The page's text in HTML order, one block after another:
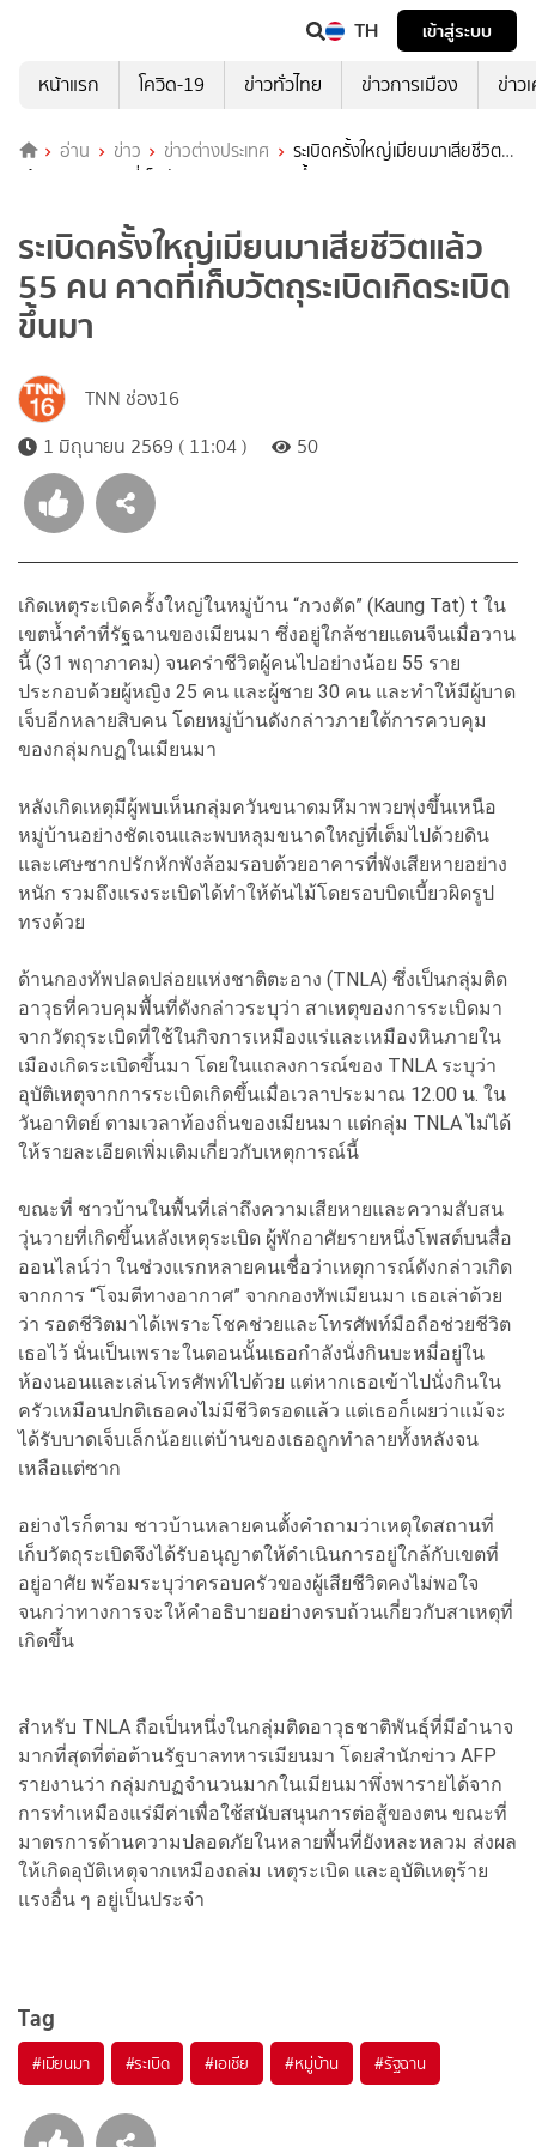
TH
เข้าสู่ระบบ
หน้าแรก
โควิด-19 ข่าวทั่วไทย ข่าวการเมือง ข่าว
อ่าน ข่าว ข่าวต่างประเทศ
ระเบิดครั้งใหญ่เมียนมาเสียชีวิต
แล้ว 55 คน คาดที่เก็บวัตถุระเบิดเกิดระเบิดขึ้นมา
ระเบิดครั้งใหญ่เมียนมาเสียชีวิตแล้ว
55 คน คาดที่เก็บวัตถุระเบิดเกิดระเบิด
ขึ้นมา
TNN ช่อง16
1 มิถุนายน 2569 ( 11:04 )
50
เกิดเหตุระเบิดครั้งใหญ่ในหมู่บ้าน “กวงตัด” (Kaung Tat) t ใน
เขตน้ำคำที่รัฐฉานของเมียนมา ซึ่งอยู่ใกล้ชายแดนจีนเมื่อวาน
นี้ (31 พฤาภาคม) จนคร่าชีวิตผู้คนไปอย่างน้อย 55 ราย
ประกอบด้วยผู้หญิง 25 คน และผู้ชาย 30 คน และทำให้มีผู้บาด
เจ็บอีกหลายสิบคน โดยหมู่บ้านดังกล่าวภายใต้การควบคุม
ของกลุ่มกบฏในเมียนมา
หลังเกิดเหตุมีผู้พบเห็นกลุ่มควันขนาดมหึมาพวยพุ่งขึ้นเหนือ
หมู่บ้านอย่างชัดเจนและพบหลุมขนาดใหญ่ที่เต็มไปด้วยดิน
และเศษซากปรักหักพังล้อมรอบด้วยอาคารที่พังเสียหายอย่าง
หนัก รวมถึงแรงระเบิดได้ทำให้ต้นไม้โดยรอบบิดเบี้ยวผิดรูป
ทรงด้วย
ด้านกองทัพปลดปล่อยแห่งชาติตะอาง (TNLA) ซึ่งเป็นกลุ่มติด
อาวุธที่ควบคุมพื้นที่ดังกล่าวระบุว่า สาเหตุของการระเบิดมา
จากวัตถุระเบิดที่ใช้ในกิจการเหมืองแร่และเหมืองหินภายใน
เมืองเกิดระเบิดขึ้นมา โดยในแถลงการณ์ของ TNLA ระบุว่า
อุบัติเหตุจากการระเบิดเกิดขึ้นเมื่อเวลาประมาณ 12.00 น. ใน
วันอาทิตย์ ตามเวลาท้องถิ่นของเมียนมา แต่กลุ่ม TNLA ไม่ได้
ให้รายละเอียดเพิ่มเติมเกี่ยวกับเหตุการณ์นี้
ขณะที่ ชาวบ้านในพื้นที่เล่าถึงความเสียหายและความสับสน
วุ่นวายที่เกิดขึ้นหลังเหตุระเบิด ผู้พักอาศัยรายหนึ่งโพสต์บนสื่อ
ออนไลน์ว่า ในช่วงแรกหลายคนเชื่อว่าเหตุการณ์ดังกล่าวเกิด
จากการ “โจมตีทางอากาศ” จากกองทัพเมียนมา เธอเล่าด้วย
ว่า รอดชีวิตมาได้เพราะโชคช่วยและโทรศัพท์มือถือช่วยชีวิต
เธอไว้ นั่นเป็นเพราะในตอนนั้นเธอกำลังนั่งกินบะหมี่อยู่ใน
ห้องนอนและเล่นโทรศัพท์ไปด้วย แต่หากเธอเข้าไปนั่งกินใน
ครัวเหมือนปกติเธอคงไม่มีชีวิตรอดแล้ว แต่เธอก็เผยว่าแม้จะ
ได้รับบาดเจ็บเล็กน้อยแต่บ้านของเธอถูกทำลายทั้งหลังจน
เหลือแต่ซาก
อย่างไรก็ตาม ชาวบ้านหลายคนตั้งคำถามว่าเหตุใดสถานที่
เก็บวัตถุระเบิดจึงได้รับอนุญาตให้ดำเนินการอยู่ใกล้กับเขตที่
อยู่อาศัย พร้อมระบุว่าครอบครัวของผู้เสียชีวิตคงไม่พอใจ
จนกว่าทางการจะให้คำอธิบายอย่างครบถ้วนเกี่ยวกับสาเหตุที่
เกิดขึ้น
สำหรับ TNLA ถือเป็นหนึ่งในกลุ่มติดอาวุธชาติพันธุ์ที่มีอำนาจ
มากที่สุดที่ต่อต้านรัฐบาลทหารเมียนมา โดยสำนักข่าว AFP
รายงานว่า กลุ่มกบฏจำนวนมากในเมียนมาพึ่งพารายได้จาก
การทำเหมืองแร่มีค่าเพื่อใช้สนับสนุนการต่อสู้ของตน ขณะที่
มาตรการด้านความปลอดภัยในหลายพื้นที่ยังหละหลวม ส่งผล
ให้เกิดอุบัติเหตุจากเหมืองถล่ม เหตุระเบิด และอุบัติเหตุร้าย
แรงอื่น ๆ อยู่เป็นประจำ
Tag
#เมียนมา #ระเบิด #เอเชีย #หมู่บ้าน #รัฐฉาน